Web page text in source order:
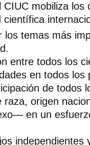
CIUC mobiliza los
los temas más
entre todos los
en todos los
de todos
raza, origen
en un
independientes